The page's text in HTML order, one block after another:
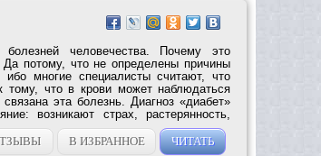
человечества. Почему это
потому, что не определены причины
многие специалисты считают, что
тому, что в крови может наблюдаться
эта болезнь. Диагноз «диабет»
возникают страх, растерянность,
В ИЗБРАННОЕ ЧИТАТЬ